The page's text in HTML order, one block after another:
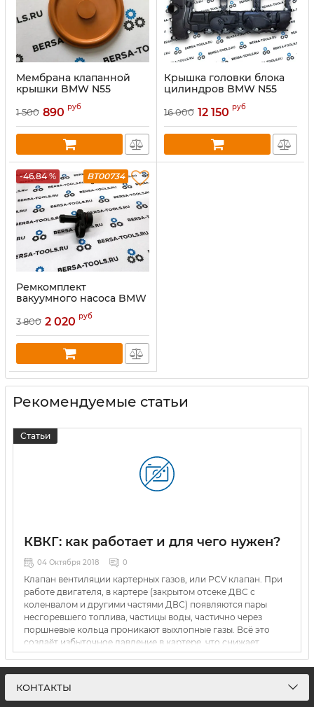
Мембрана клапанной
крышки BMW N55
1 500 890 руб
Крышка головки блока
цилиндров BMW N55
16 000 12 150 руб
-46.84 % BT00734
Ремкомплект
вакуумного насоса BMW
3 800 2 020 руб
Рекомендуемые статьи
Статьи
КВКГ: как работает и для чего нужен?
04 Октября 2018 0
Клапан вентиляции картерных газов, или PCV клапан. При
работе двигателя, в картере (закрытом отсеке ДВС с
коленвалом и другими частями ДВС) появляются пары
несгоревшего топлива, частицы воды, частично через
поршневые кольца проникают выхлопные газы. Всё это
создаёт избыточное давление в картере, что снижает
мощность, ухудшает свойства масла и повышает его
расход. Для того, чтобы это давление сбрасывать, даже на
отвода картерных газов: патрубок из картера выходит в
КОНТАКТЫ